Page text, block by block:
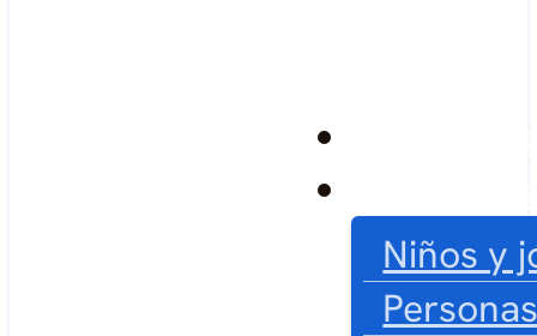
Niños y